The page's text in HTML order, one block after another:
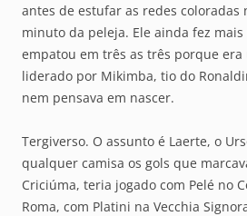
antes de estufar as redes coloradas
minuto da peleja. Ele ainda fez
empatou em três as três porque
liderado por Mikimba, tio do
nem pensava em nascer.
Tergiverso. O assunto é Laerte, o
qualquer camisa os gols que
Criciúma, teria jogado com Pelé no
Roma, com Platini na Vecchia